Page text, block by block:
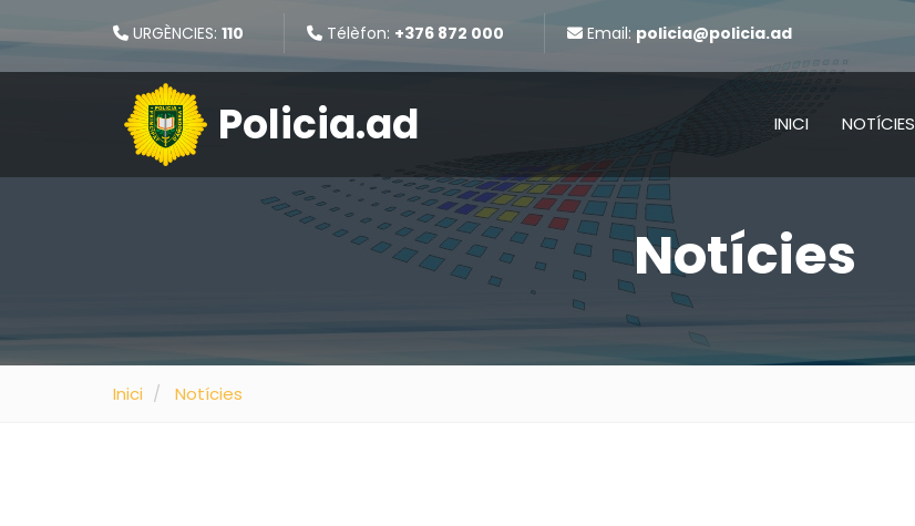
URGÈNCIES: 110 Télèfon: +376 872 000 Email: policia@policia.ad
Policia.ad INICI NOTÍCIES
Notícies
Inici Notícies